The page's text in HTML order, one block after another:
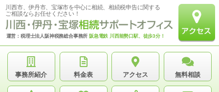
川西市、伊丹市、宝塚市を中心に相続、相続税申告に関する
ご相談ならお任せください！
運営：税理士法人阪神税務総合事務所 阪急電鉄 川西能勢口駅、徒歩3分！
事務所紹介 料金表 アクセス 無料相談